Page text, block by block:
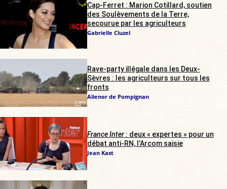
Cap-Ferret : Marion Cotillard, soutien
des Soulèvements de la Terre,
secourue par les agriculteurs
Gabrielle Cluzel
Rave-party illégale dans les Deux-
Sèvres : les agriculteurs sur tous les
fronts
Alienor de Pompignan
France Inter: deux « expertes » pour un
débat anti-RN, l’Arcom saisie
Jean Kast